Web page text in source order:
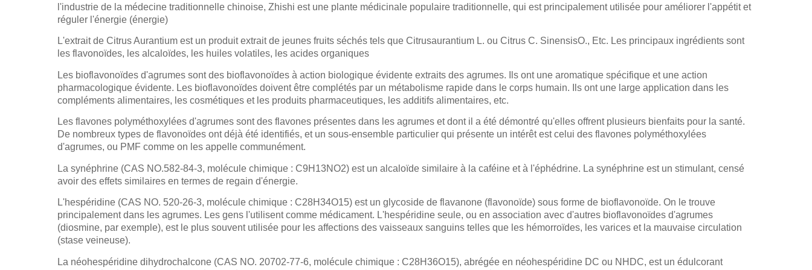
l'industrie de la médecine traditionnelle chinoise, Zhishi est une plante médicinale populaire traditionnelle, qui est principalement utilisée pour améliorer l'appétit et
réguler l'énergie (énergie)
L'extrait de Citrus Aurantium est un produit extrait de jeunes fruits séchés tels que Citrusaurantium L. ou Citrus C. SinensisO., Etc. Les principaux ingrédients sont
les flavonoïdes, les alcaloïdes, les huiles volatiles, les acides organiques
Les bioflavonoïdes d'agrumes sont des bioflavonoïdes à action biologique évidente extraits des agrumes. Ils ont une aromatique spécifique et une action
pharmacologique évidente. Les bioflavonoïdes doivent être complétés par un métabolisme rapide dans le corps humain. Ils ont une large application dans les
compléments alimentaires, les cosmétiques et les produits pharmaceutiques, les additifs alimentaires, etc.
Les flavones polyméthoxylées d'agrumes sont des flavones présentes dans les agrumes et dont il a été démontré qu'elles offrent plusieurs bienfaits pour la santé.
De nombreux types de flavonoïdes ont déjà été identifiés, et un sous-ensemble particulier qui présente un intérêt est celui des flavones polyméthoxylées
d'agrumes, ou PMF comme on les appelle communément.
La synéphrine (CAS NO.582-84-3, molécule chimique : C9H13NO2) est un alcaloïde similaire à la caféine et à l'éphédrine. La synéphrine est un stimulant, censé
avoir des effets similaires en termes de regain d'énergie.
L'hespéridine (CAS NO. 520-26-3, molécule chimique : C28H34O15) est un glycoside de flavanone (flavonoïde) sous forme de bioflavonoïde. On le trouve
principalement dans les agrumes. Les gens l'utilisent comme médicament. L'hespéridine seule, ou en association avec d'autres bioflavonoïdes d'agrumes
(diosmine, par exemple), est le plus souvent utilisée pour les affections des vaisseaux sanguins telles que les hémorroïdes, les varices et la mauvaise circulation
(stase veineuse).
La néohespéridine dihydrochalcone (CAS NO. 20702-77-6, molécule chimique : C28H36O15), abrégée en néohespéridine DC ou NHDC, est un édulcorant